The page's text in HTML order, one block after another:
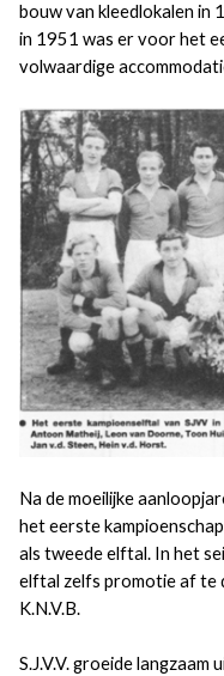
bouw van kleedlokalen in
in 1951 was er voor het
volwaardige
Na de moeilijke
het eerste
als tweede elftal. In het
elftal zelfs promotie af te
K.N.V.B.
S.J.V.V. groeide langzaam